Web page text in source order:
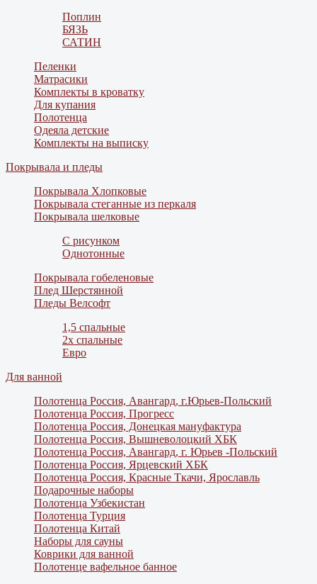
Поплин
БЯЗЬ
САТИН
Пеленки
Матрасики
Комплекты в кроватку
Для купания
Полотенца
Одеяла детские
Комплекты на выписку
Покрывала и пледы
Покрывала Хлопковые
Покрывала стеганные из перкаля
Покрывала шелковые
С рисунком
Однотонные
Покрывала гобеленовые
Плед Шерстянной
Пледы Велсофт
1,5 спальные
2х спальные
Евро
Для ванной
Полотенца Россия, Авангард, г.Юрьев-Польский
Полотенца Россия, Прогресс
Полотенца Россия, Донецкая мануфактура
Полотенца Россия, Вышневолоцкий ХБК
Полотенца Россия, Авангард, г. Юрьев -Польский
Полотенца Россия, Ярцевский ХБК
Полотенца Россия, Красные Ткачи, Ярославль
Подарочные наборы
Полотенца Узбекистан
Полотенца Турция
Полотенца Китай
Наборы для сауны
Коврики для ванной
Полотенце вафельное банное